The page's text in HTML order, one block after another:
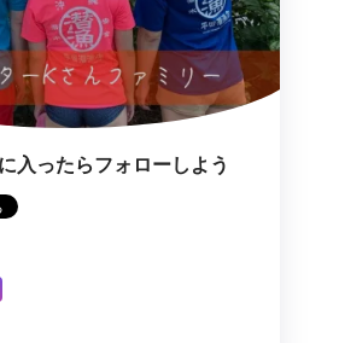
入ったらフォローしよう